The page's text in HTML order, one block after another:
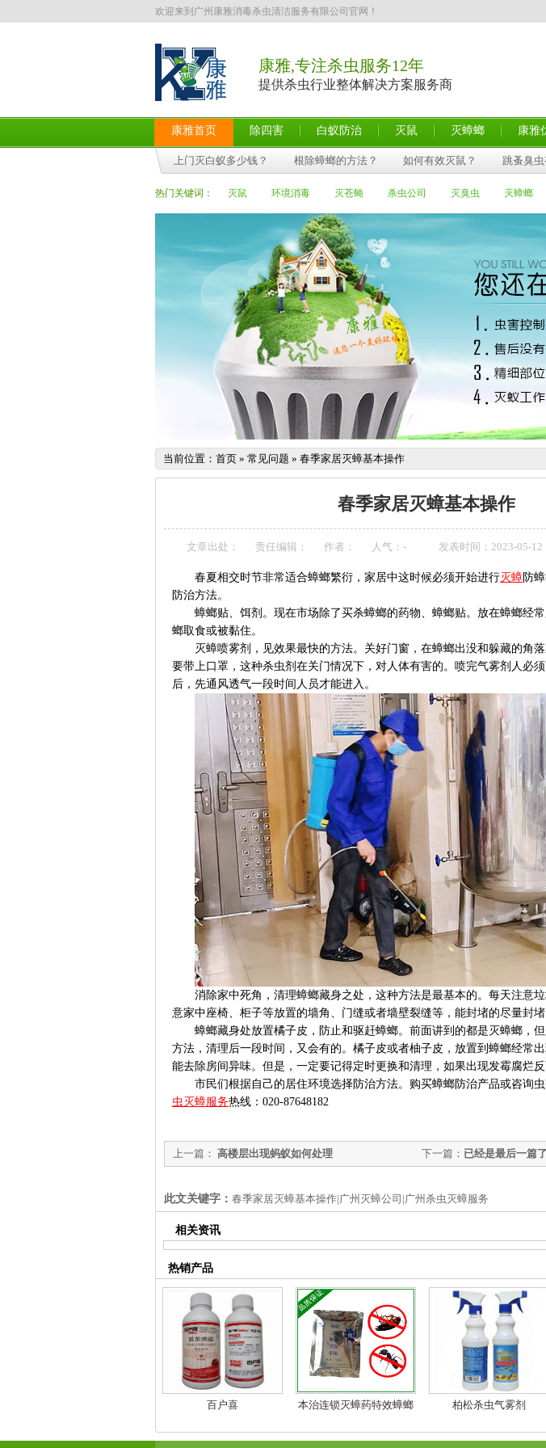
欢迎来到广州康雅消毒杀虫清洁服务有限公司官网！
康雅,专注杀虫服务12年
提供杀虫行业整体解决方案服务商
康雅首页 除四害 白蚁防治 灭鼠 灭蟑螂 康雅
上门灭白蚁多少钱？ 根除蟑螂的方法？ 如何有效灭鼠？ 跳蚤臭
热门关键词： 灭鼠 环境消毒 灭苍蝇 杀虫公司 灭臭虫 灭蟑螂
当前位置： 首页 » 常见问题 » 春季家居灭蟑基本操作
春季家居灭蟑基本操作
文章出处： 责任编辑： 作者： 人气： - 发表时间：2023-05-12
春夏相交时节非常适合蟑螂繁衍，家居中这时候必须开始进行灭蟑防
防治方法。
蟑螂贴、饵剂。现在市场除了买杀蟑螂的药物、蟑螂贴。放在蟑螂经
螂取食或被黏住。
灭蟑喷雾剂，见效果最快的方法。关好门窗，在蟑螂出没和躲藏的角
要带上口罩，这种杀虫剂在关门情况下，对人体有害的。喷完气雾剂人必
后，先通风透气一段时间人员才能进入。
消除家中死角，清理蟑螂藏身之处，这种方法是最基本的。每天注意
意家中座椅、柜子等放置的墙角、门缝或者墙壁裂缝等，能封堵的尽量封堵
蟑螂藏身处放置橘子皮，防止和驱赶蟑螂。前面讲到的都是灭蟑螂，
方法，清理后一段时间，又会有的。橘子皮或者柚子皮，放置到蟑螂经常
能去除房间异味。但是，一定要记得定时更换和清理，如果出现发霉腐烂反
市民们根据自己的居住环境选择防治方法。购买蟑螂防治产品或咨询
虫灭蟑服务热线：020-87648182
下一篇： 已经是最后一篇了
上一篇： 高楼层出现蚂蚁如何处理
此文关键字： 春季家居灭蟑基本操作|广州灭蟑公司|广州杀虫灭蟑服务
相关资讯
热销产品
百户喜
本治连锁灭蟑药特效蟑螂
柏松杀虫气雾剂